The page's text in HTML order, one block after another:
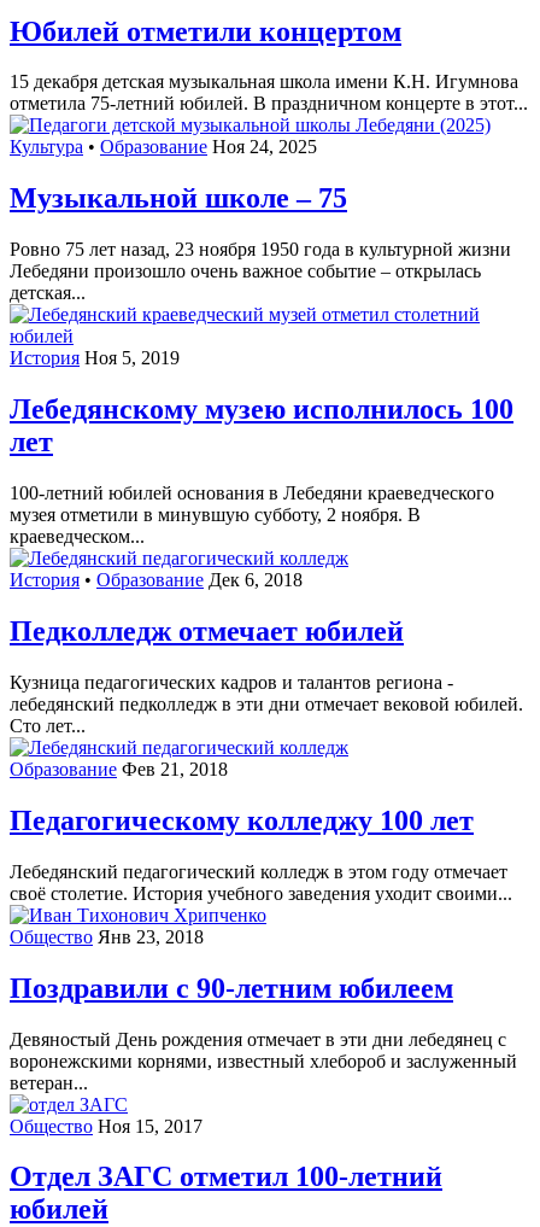
Юбилей отметили концертом
15 декабря детская музыкальная школа имени К.Н. Игумнова
отметила 75-летний юбилей. В праздничном концерте в этот...
Культура • Образование Ноя 24, 2025
Музыкальной школе – 75
Ровно 75 лет назад, 23 ноября 1950 года в культурной жизни
Лебедяни произошло очень важное событие – открылась
детская...
История Ноя 5, 2019
Лебедянскому музею исполнилось 100
лет
100-летний юбилей основания в Лебедяни краеведческого
музея отметили в минувшую субботу, 2 ноября. В
краеведческом...
История • Образование Дек 6, 2018
Педколледж отмечает юбилей
Кузница педагогических кадров и талантов региона -
лебедянский педколледж в эти дни отмечает вековой юбилей.
Сто лет...
Образование Фев 21, 2018
Педагогическому колледжу 100 лет
Лебедянский педагогический колледж в этом году отмечает
своё столетие. История учебного заведения уходит своими...
Общество Янв 23, 2018
Поздравили с 90-летним юбилеем
Девяностый День рождения отмечает в эти дни лебедянец с
воронежскими корнями, известный хлебороб и заслуженный
ветеран...
Общество Ноя 15, 2017
Отдел ЗАГС отметил 100-летний
юбилей